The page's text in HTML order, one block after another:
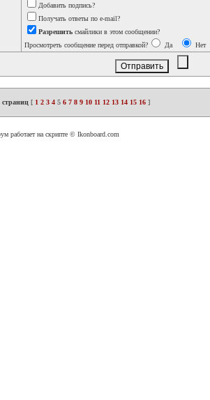
Добавить подпись?
Получать ответы по e-mail?
Разрешить смайлики в этом сообщении?
Просмотреть сообщение перед отправкой?
Да Нет
страниц [ 1 2 3 4 5 6 7 8 9 10 11 12 13 14 15 16 ]
работает на скрипте © Ikonboard.com